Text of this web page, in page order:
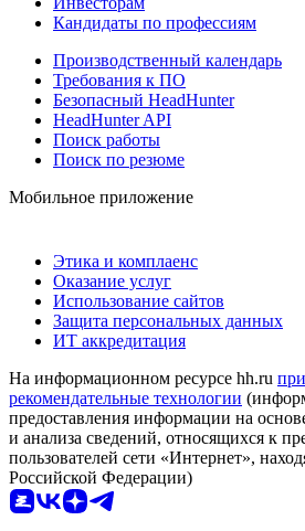
Кандидаты по профессиям
Производственный календарь
Требования к ПО
Безопасный HeadHunter
HeadHunter API
Поиск работы
Поиск по резюме
Мобильное приложение
Этика и комплаенс
Оказание услуг
Использование сайтов
Защита персональных данных
ИТ аккредитация
На информационном ресурсе hh.ru
рекомендательные технологии
предоставления информации на
и анализа сведений, относящихся к
пользователей сети «Интернет»,
Российской Федерации)